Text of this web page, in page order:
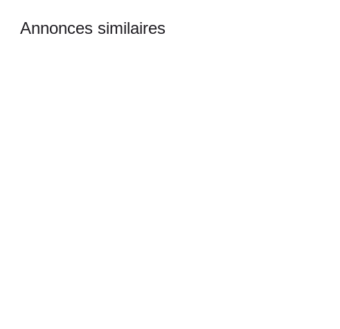
Annonces similaires